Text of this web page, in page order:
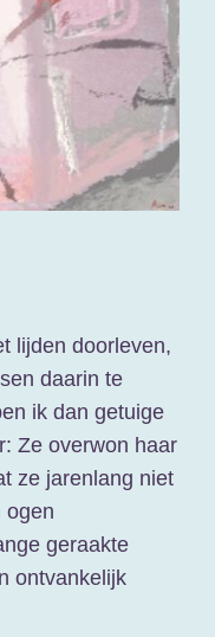
lijden doorleven,
daarin te
ik dan getuige
Ze overwon haar
ze jarenlang niet
ogen
geraakte
ontvankelijk